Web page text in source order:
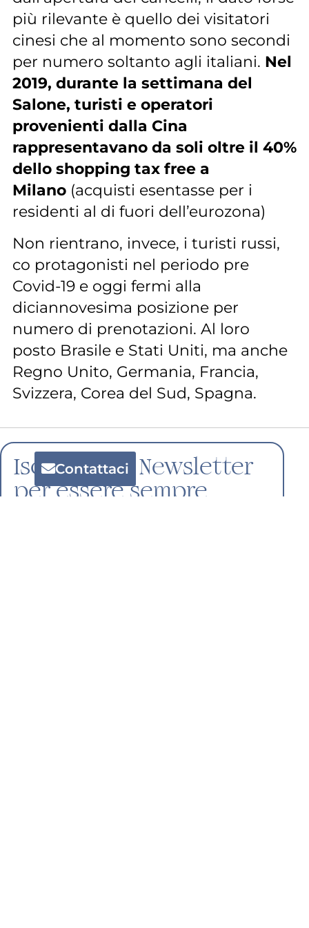
più rilevante è quello dei visitatori
cinesi che al momento sono secondi
per numero soltanto agli italiani. Nel
2019, durante la settimana del
Salone, turisti e operatori
provenienti dalla Cina
rappresentavano da soli oltre il 40%
dello shopping tax free a
Milano(acquisti esentasse per i
residenti al di fuori dell’eurozona)
Non rientrano, invece, i turisti russi,
co protagonisti nel periodo pre
Covid-19 e oggi fermi alla
diciannovesima posizione per
numero di prenotazioni. Al loro
posto Brasile e Stati Uniti, ma anche
Regno Unito, Germania, Francia,
Svizzera, Corea del Sud, Spagna.
Iscriviti alla Newsletter
per essere sempre
Contattaci